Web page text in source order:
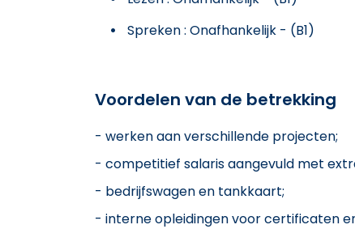
Spreken : Onafhankelijk - (B1)
Voordelen van de betrekking
- werken aan verschillende projecten;
- competitief salaris aangevuld met
- bedrijfswagen en tankkaart;
- interne opleidingen voor certificaten